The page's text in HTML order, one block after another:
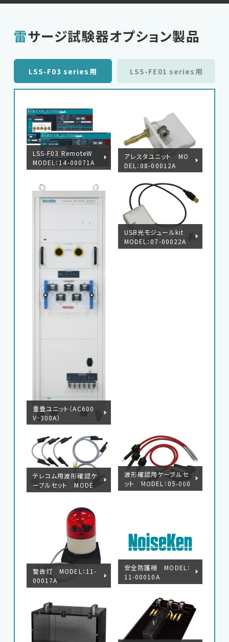
雷サージ試験器オプション製品
LSS-F03 series用
LSS-F03 RemoteW
MODEL：14-00071A
アレスタユニット MO
DEL：08-00012A
重畳ユニット（AC600
V･300A）
USB光モジュールkit
MODEL：07-00022A
テレコム用波形確認ケ
ーブルセット MODE
L：05-00150A
波形確認用ケーブルセ
ット MODEL：05-000
99A
警告灯 MODEL：11-
00017A
安全防護柵 MODEL：
11-00010A
LSS-FE01 series用